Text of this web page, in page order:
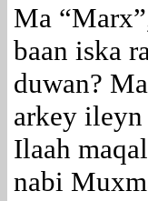
Ma
baan iska
duwan?
arkey ileyn
Ilaah
nabi